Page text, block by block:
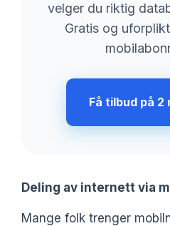
velger du riktig
Gratis og
Få tilbud på
Deling av internett via
Mange folk trenger